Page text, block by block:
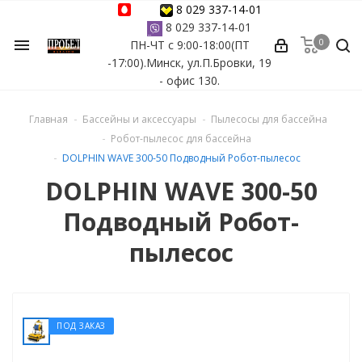
menu
8 029 337-14-01
8 029 337-14-01
ПН-ЧТ с 9:00-18:00(ПТ
-17:00).Минск, ул.П.Бровки, 19
- офис 130.
бассейнов
0
Главная Бассейны и аксессуары
Пылесосы для бассейна
Робот-пылесос для бассейна
DOLPHIN WAVE 300-50 Подводный Робот-пылесос
DOLPHIN WAVE 300-50
Подводный Робот-
пылесос
ПОД ЗАКАЗ